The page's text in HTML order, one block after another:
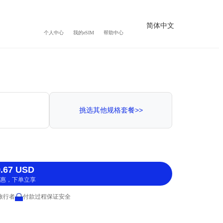
个人中心 我的eSIM 帮助中心
简体中文
挑选其他规格套餐>>
USD
，下单立享
行者 付款过程保证安全